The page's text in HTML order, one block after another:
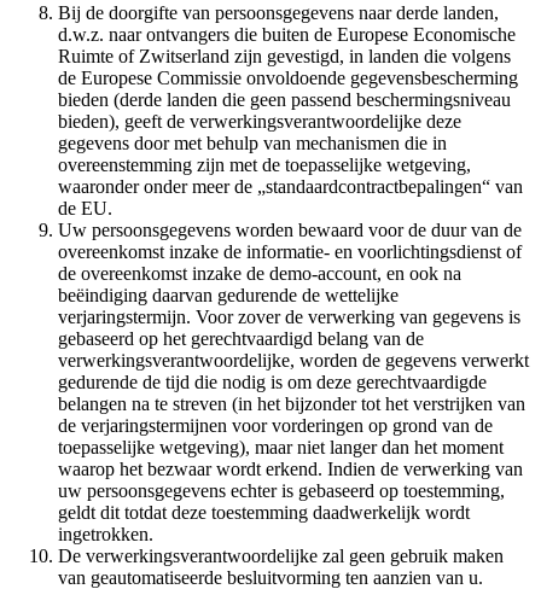
Bij de doorgifte van persoonsgegevens naar derde landen,
d.w.z. naar ontvangers die buiten de Europese Economische
Ruimte of Zwitserland zijn gevestigd, in landen die volgens
de Europese Commissie onvoldoende gegevensbescherming
bieden (derde landen die geen passend beschermingsniveau
bieden), geeft de verwerkingsverantwoordelijke deze
gegevens door met behulp van mechanismen die in
overeenstemming zijn met de toepasselijke wetgeving,
waaronder onder meer de „standaardcontractbepalingen“ van
de EU.
Uw persoonsgegevens worden bewaard voor de duur van de
overeenkomst inzake de informatie- en voorlichtingsdienst of
de overeenkomst inzake de demo-account, en ook na
beëindiging daarvan gedurende de wettelijke
verjaringstermijn. Voor zover de verwerking van gegevens is
gebaseerd op het gerechtvaardigd belang van de
verwerkingsverantwoordelijke, worden de gegevens verwerkt
gedurende de tijd die nodig is om deze gerechtvaardigde
belangen na te streven (in het bijzonder tot het verstrijken van
de verjaringstermijnen voor vorderingen op grond van de
toepasselijke wetgeving), maar niet langer dan het moment
waarop het bezwaar wordt erkend. Indien de verwerking van
uw persoonsgegevens echter is gebaseerd op toestemming,
geldt dit totdat deze toestemming daadwerkelijk wordt
ingetrokken.
De verwerkingsverantwoordelijke zal geen gebruik maken
van geautomatiseerde besluitvorming ten aanzien van u.